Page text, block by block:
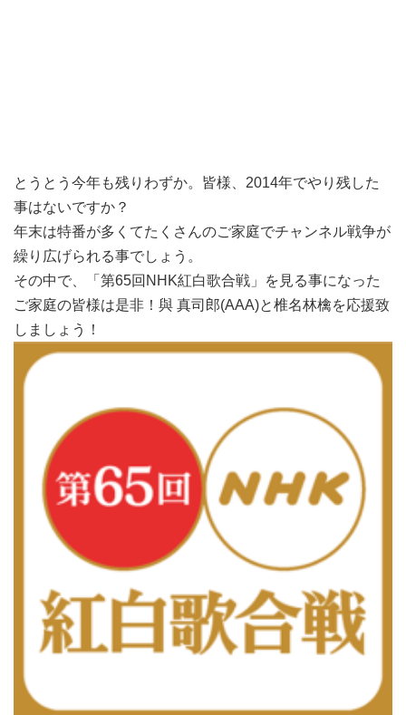
とうとう今年も残りわずか。皆様、2014年でやり残した
事はないですか？
年末は特番が多くてたくさんのご家庭でチャンネル戦争が
繰り広げられる事でしょう。
その中で、「第65回NHK紅白歌合戦」を見る事になった
ご家庭の皆様は是非！與 真司郎(AAA)と椎名林檎を応援致
しましょう！